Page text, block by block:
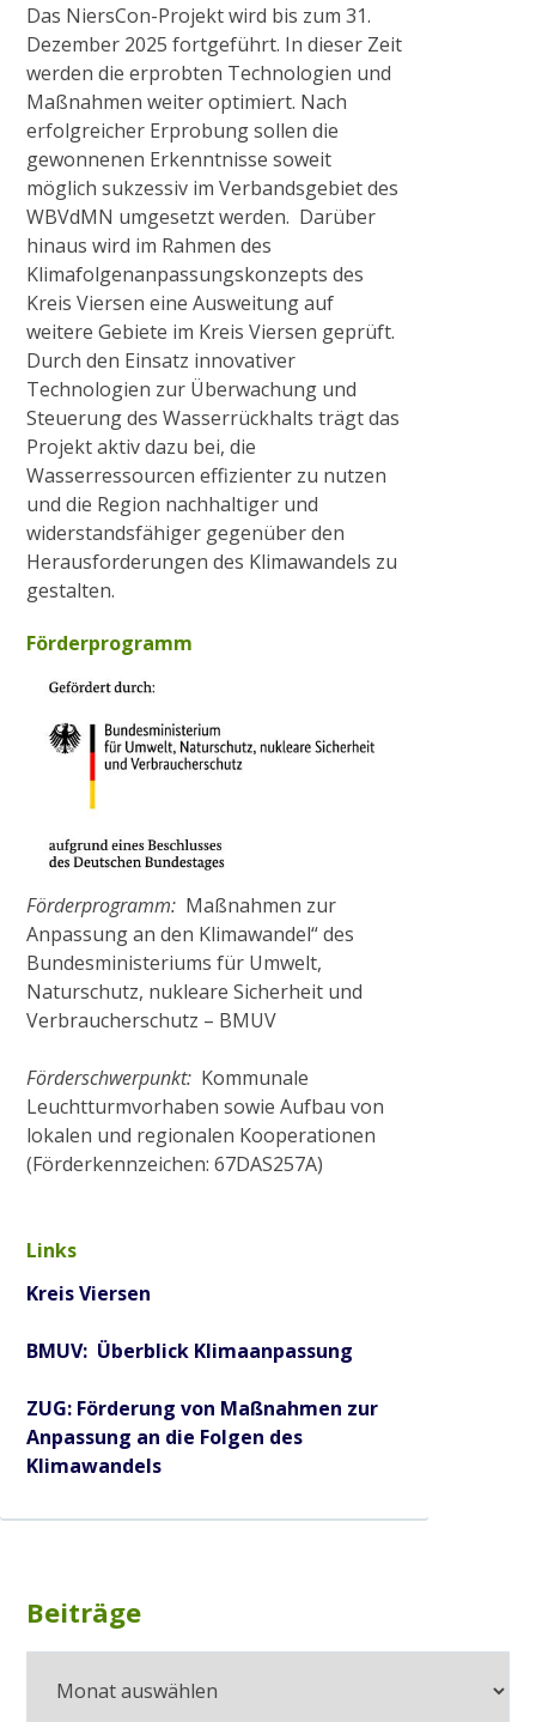
Das NiersCon-Projekt wird bis zum 31.
Dezember 2025 fortgeführt. In dieser Zeit
werden die erprobten Technologien und
Maßnahmen weiter optimiert. Nach
erfolgreicher Erprobung sollen die
gewonnenen Erkenntnisse soweit
möglich sukzessiv im Verbandsgebiet des
WBVdMN umgesetzt werden. Darüber
hinaus wird im Rahmen des
Klimafolgenanpassungskonzepts des
Kreis Viersen eine Ausweitung auf
weitere Gebiete im Kreis Viersen geprüft.
Durch den Einsatz innovativer
Technologien zur Überwachung und
Steuerung des Wasserrückhalts trägt das
Projekt aktiv dazu bei, die
Wasserressourcen effizienter zu nutzen
und die Region nachhaltiger und
widerstandsfähiger gegenüber den
Herausforderungen des Klimawandels zu
gestalten.
Förderprogramm
Förderprogramm: Maßnahmen zur
Anpassung an den Klimawandel“ des
Bundesministeriums für Umwelt,
Naturschutz, nukleare Sicherheit und
Verbraucherschutz – BMUV
Förderschwerpunkt: Kommunale
Leuchtturmvorhaben sowie Aufbau von
lokalen und regionalen Kooperationen
(Förderkennzeichen: 67DAS257A)
Links
Kreis Viersen
BMUV: Überblick Klimaanpassung
ZUG: Förderung von Maßnahmen zur
Anpassung an die Folgen des
Klimawandels
Subsidiary
Sidebar
BeiträgeBeiträge